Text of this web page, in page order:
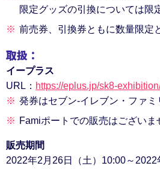
限定グッズの引換については限
前売券、引換券ともに数量限定
取扱：
イープラス
URL： https://eplus.jp/sk8-
発券はセブン-イレブン・ファミ
Famiポートでの販売はございま
販売期間
2022年2月26日（土）10:00～